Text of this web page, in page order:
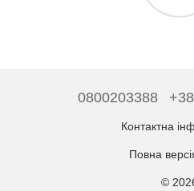
0800203388
Контактна
Повна
©